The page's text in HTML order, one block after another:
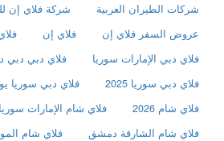
شركات الطيران العربية
شركة فلاي إن
عروض السفر فلاي إن
فلاي إن
فلاي دبي الإمارات سوريا
فلاي دبي
فلاي دبي سوريا 2025
فلاي دبي سوريا يونيو
فلاي شام 2026
فلاي شام الإمارات سوريا
فلاي شام الشارقة دمشق
فلاي شام